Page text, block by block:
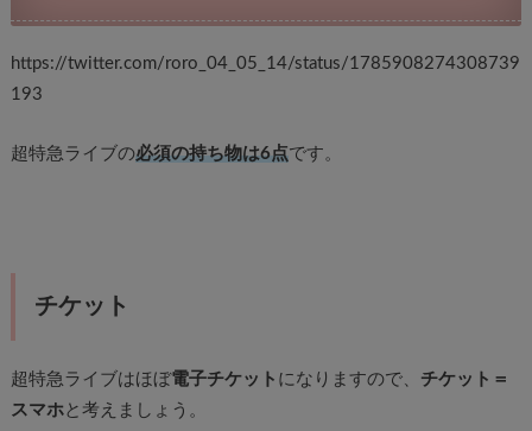
https://twitter.com/roro_04_05_14/status/1785908274308739
193
超特急ライブの必須の持ち物は6点です。
チケット
超特急ライブはほぼ電子チケット になりますので、 チケット＝
スマホと考えましょう。